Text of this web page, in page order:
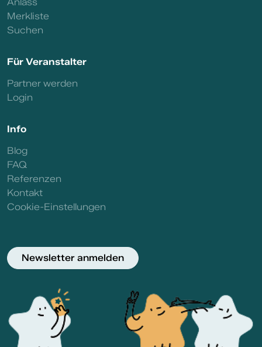
Merkliste
Suchen
Für Veranstalter
Partner werden
Login
Info
Blog
FAQ
Referenzen
Kontakt
Cookie-Einstellungen
Newsletter anmelden